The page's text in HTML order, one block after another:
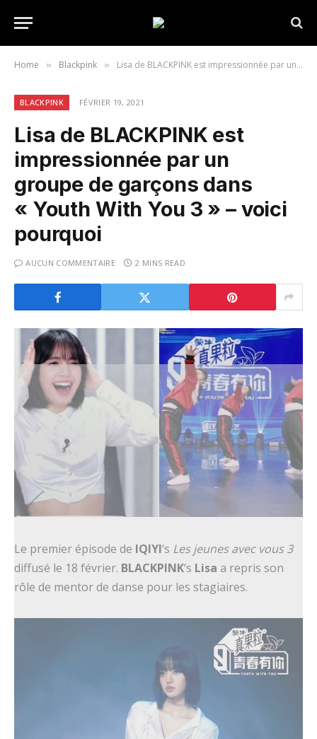
Home » Blackpink » Lisa de BLACKPINK est impressionnée par un groupe de garçons dans « Youth With You 3 » – voici pourquoi
BLACKPINK FÉVRIER 19, 2021
Lisa de BLACKPINK est
impressionnée par un
groupe de garçons dans
« Youth With You 3 » – voici
pourquoi
AUCUN COMMENTAIRE 2 MINS READ
Le premier épisode de IQIYI‘s Les jeunes avec vous 3
diffusé le 18 février. BLACKPINK‘s Lisa a repris son
rôle de mentor de danse pour les stagiaires.